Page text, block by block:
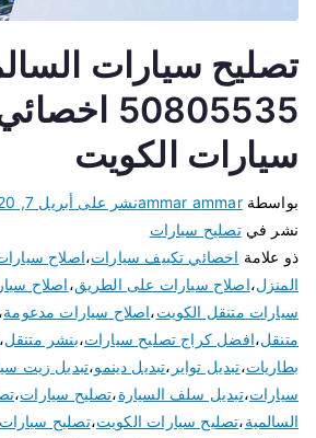
تصليح سيارات
50805535
سيارات الكويت
بواسطةammar ammarنشر على أبريل 7, 2020
نشر فيتصليح سيارات
ذو علامة اخصائي تكييف سيارات،اصلاح
المنزل،اصلاح سيارات على الطريق،اصلاح
سيارات متنقل الكويت،اصلاح سيارات مدعومة،
متنقل،افضل كراج تصليح سيارات،بنشر متنقل
بطاريات،تبديل تواير ،تبديل دينمو،تبديل زيت
سيارات،تبديل سلف السيارة،تصليح سيارات،
السالمية،تصليح سيارات الكويت،تصليح